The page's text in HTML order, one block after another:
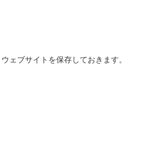
ェブサイトを保存しておきます。